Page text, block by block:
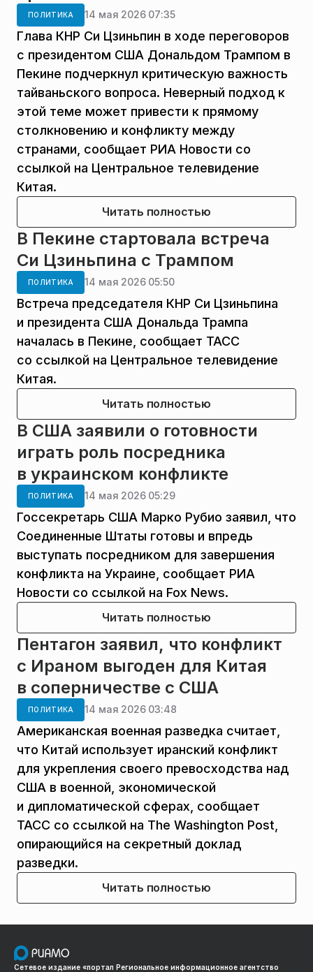
ПОЛИТИКА 14 мая 2026 07:35
Глава КНР Си Цзиньпин в ходе переговоров
с президентом США Дональдом Трампом в
Пекине подчеркнул критическую важность
тайваньского вопроса. Неверный подход к
этой теме может привести к прямому
столкновению и конфликту между
странами, сообщает РИА Новости со
ссылкой на Центральное телевидение
Китая.
Читать полностью
В Пекине стартовала встреча
Си Цзиньпина с Трампом
ПОЛИТИКА 14 мая 2026 05:50
Встреча председателя КНР Си Цзиньпина
и президента США Дональда Трампа
началась в Пекине, сообщает ТАСС
со ссылкой на Центральное телевидение
Китая.
Читать полностью
В США заявили о готовности
играть роль посредника
в украинском конфликте
ПОЛИТИКА 14 мая 2026 05:29
Госсекретарь США Марко Рубио заявил, что
Соединенные Штаты готовы и впредь
выступать посредником для завершения
конфликта на Украине, сообщает РИА
Новости со ссылкой на Fox News.
Читать полностью
Пентагон заявил, что конфликт
с Ираном выгоден для Китая
в соперничестве с США
ПОЛИТИКА 14 мая 2026 03:48
Американская военная разведка считает,
что Китай использует иранский конфликт
для укрепления своего превосходства над
США в военной, экономической
и дипломатической сферах, сообщает
ТАСС со ссылкой на The Washington Post,
опирающийся на секретный доклад
разведки.
Читать полностью
Сетевое издание «портал Региональное информационное агентство